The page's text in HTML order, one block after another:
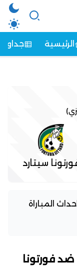
الرئيسية جداول
سيتارد
احداث المباراة
فورتونا